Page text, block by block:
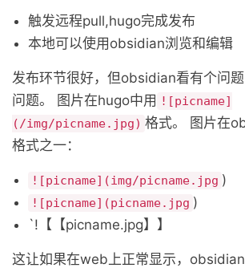
触发远程pull,hugo完成发布
本地可以使用obsidian浏览和编辑
发布环节很好，但obsidian看有个问
问题。 图片在hugo中用 ![picname]
(/img/picname.jpg) 格式。 图片在
格式之一：
![picname](img/picname.jpg )
![picname](picname.jpg )
`!【【picname.jpg】】
这让如果在web上正常显示，obsidian